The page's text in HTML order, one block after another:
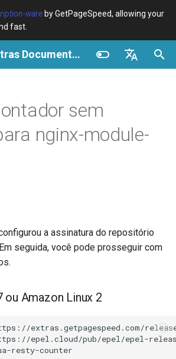
ware by GetPageSpeed, allowing your
fast.
NGINX Extras Documentation
Español
Português (Brasil)
Variables
Examples
Directives
Examples
Amazon
2023
Cache
3,
de
-
o Painel
nginx
sem
nginx-module-
a assinatura do repositório
seguida, você pode prosseguir com
ou Amazon Linux 2
extras.getpagespeed.com/
epel.cloud/pub/epel/epel-